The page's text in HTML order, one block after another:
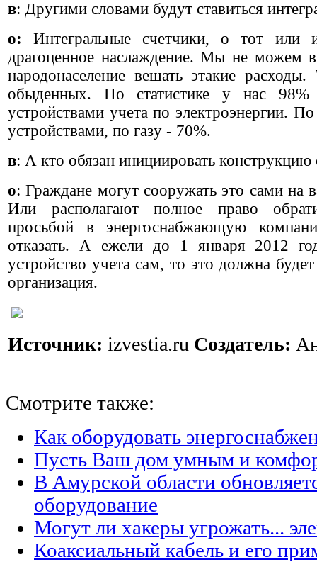
в: Другими словами будут ставиться
о: Интегральные счетчики, о тот или
драгоценное наслаждение. Мы не можем
народонаселение вешать этакие
обыденных. По статистике у нас 98%
устройствами учета по электроэнергии.
устройствами, по газу - 70%.
в: А кто обязан инициировать конструкцию
о: Граждане могут сооружать это сами на
Или располагают полное право
просьбой в энергоснабжающую
отказать. А ежели до 1 января 2012
устройство учета сам, то это должна
организация.
Источник: izvestia.ru Создатель:
Смотрите также:
Как оборудовать
Пусть Ваш дом умным и
В Амурской области
оборудование
Могут ли хакеры угрожать...
Коаксиальный кабель и его